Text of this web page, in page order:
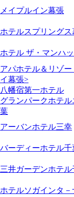
メイプルイン幕張
ホテルスプリングス
ホテル ザ・マンハ
アパホテル＆リゾ
イ幕張>
八幡宿第一ホテル
グランパークホテ
葉
アーバンホテル三幸
バーディーホテル千
三井ガーデンホテル
ホテルソガインタ